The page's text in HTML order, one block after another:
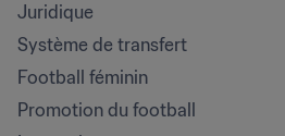
Juridique
Système de transfert
Football féminin
Promotion du football